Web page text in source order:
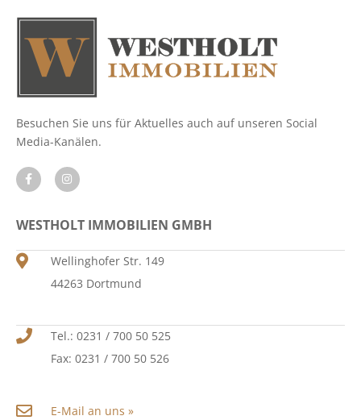
Besuchen Sie uns für Aktuelles auch auf unseren Social
Media-Kanälen.
WESTHOLT IMMOBILIEN GMBH
Wellinghofer Str. 149
44263 Dortmund
Tel.: 0231 / 700 50 525
Fax: 0231 / 700 50 526
E-Mail an uns »